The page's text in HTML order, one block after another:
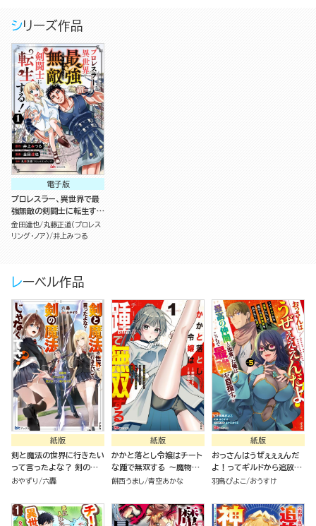
シリーズ作品
電子版
プロレスラー、異世界で最
強無敵の剣闘士に転生す
る！ コミック版（分冊版）
金田達也 丸藤正道（プロレス
リング・ノア） 井上みつる
レーベル作品
紙版
剣と魔法の世界に行きたい
って言ったよな？ 剣の魔
法じゃなくてさ？ ～ギフト
少女たちと駆け抜ける～
おやずり 六轟
紙版
かかと落とし令嬢はチート
な踵で無双する ～魔物を
即死させて楽しんでいた
壊しました～（１）
餅西うまし 青空あかな
紙版
おっさんはうぜぇぇぇんだ
よ！ってギルドから追放し
たくせに、後から復帰要請
仲間と出会った俺はこっち
で最強を目指す！（５）
羽鳥ぴよこ おうすけ